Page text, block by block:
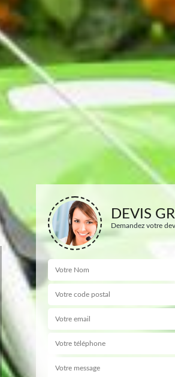
DEVIS
Demandez votre